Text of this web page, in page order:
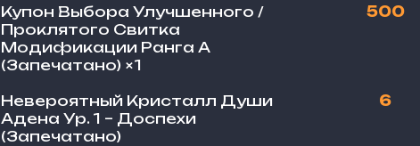
Купон Выбора Улучшенного /
Проклятого Свитка
Модификации Ранга A
(Запечатано) ×1
500
Невероятный Кристалл Души
Адена Ур. 1 – Доспехи
(Запечатано)
6